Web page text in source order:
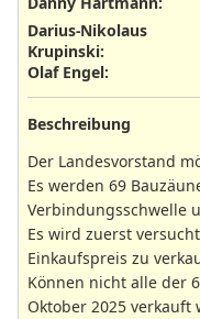
Darius-Nikolaus
Krupinski:
Olaf Engel:
Beschreibung
Der Landesvorstand
Es werden 69
Verbindungsschwelle
Es wird zuerst
Einkaufspreis zu
Können nicht alle der
Oktober 2025 verkauft